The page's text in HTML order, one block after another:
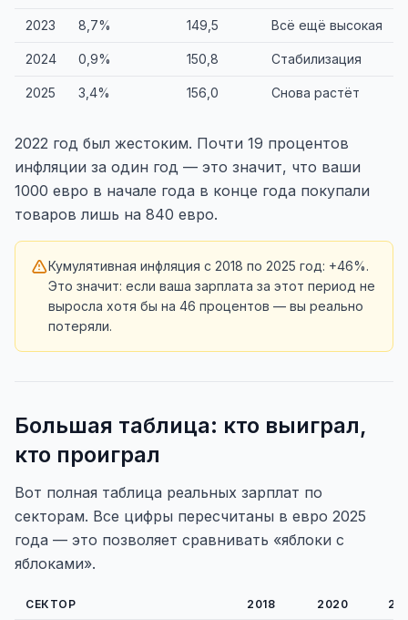
2023 8,7% 149,5 Всё ещё высокая
2024 0,9% 150,8 Стабилизация
2025 3,4% 156,0 Снова растёт
2022 год был жестоким. Почти 19 процентов
инфляции за один год — это значит, что ваши
1000 евро в начале года в конце года покупали
товаров лишь на 840 евро.
Кумулятивная инфляция с 2018 по 2025 год: +46%.
Это значит: если ваша зарплата за этот период не
выросла хотя бы на 46 процентов — вы реально
потеряли.
Большая таблица: кто выиграл,
кто проиграл
Вот полная таблица реальных зарплат по
секторам. Все цифры пересчитаны в евро 2025
года — это позволяет сравнивать «яблоки с
яблоками».
СЕКТОР 2018 2020